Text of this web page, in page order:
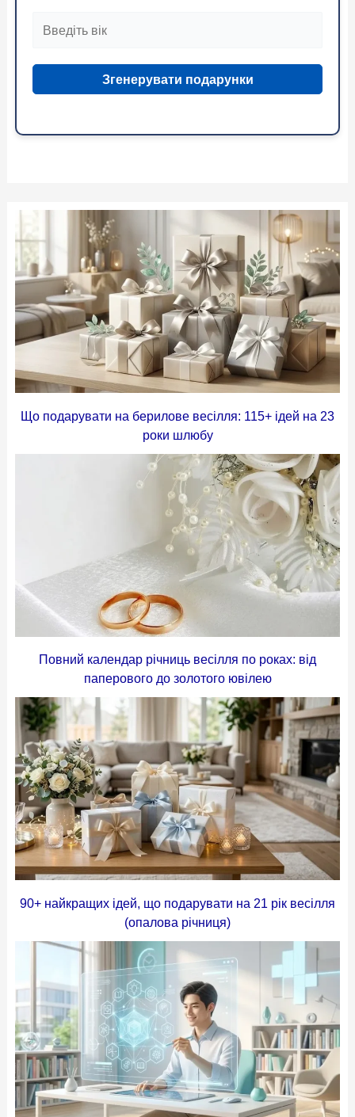
Згенерувати подарунки
Що подарувати на берилове весілля: 115+ ідей на 23
роки шлюбу
Повний календар річниць весілля по роках: від
паперового до золотого ювілею
90+ найкращих ідей, що подарувати на 21 рік весілля
(опалова річниця)